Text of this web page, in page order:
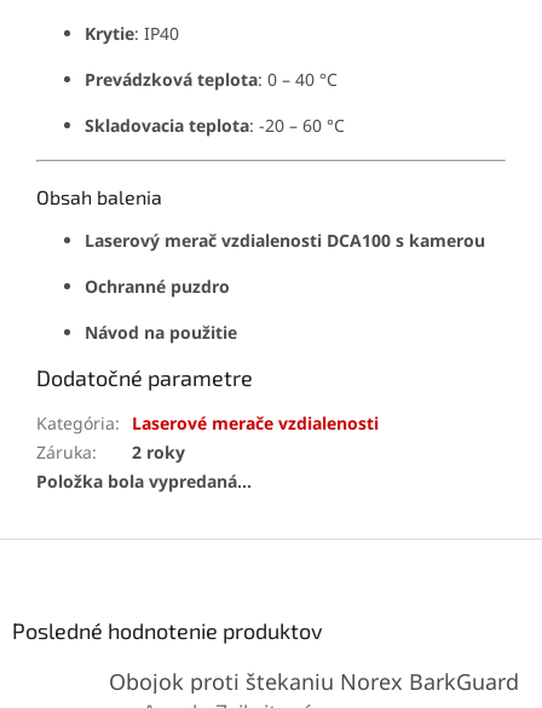
Krytie: IP40
Prevádzková teplota: 0 – 40 °C
Skladovacia teplota: -20 – 60 °C
Obsah balenia
Laserový merač vzdialenosti DCA100 s kamerou
Ochranné puzdro
Návod na použitie
Dodatočné parametre
Kategória:
Laserové merače vzdialenosti
Záruka:
2 roky
Položka bola vypredaná…
Posledné hodnotenie produktov
Obojok proti štekaniu Norex BarkGuard